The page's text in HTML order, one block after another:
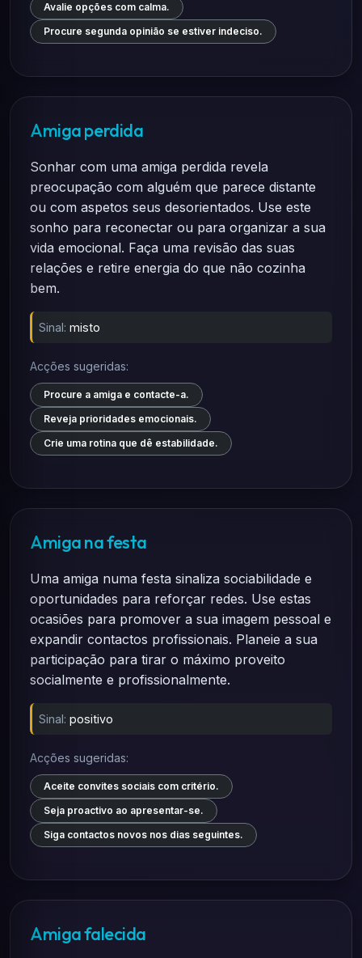
Avalie opções com calma.
Procure segunda opinião se estiver indeciso.
Amiga perdida
Sonhar com uma amiga perdida revela
preocupação com alguém que parece distante
ou com aspetos seus desorientados. Use este
sonho para reconectar ou para organizar a sua
vida emocional. Faça uma revisão das suas
relações e retire energia do que não cozinha
bem.
Sinal: misto
Acções sugeridas:
Procure a amiga e contacte-a.
Reveja prioridades emocionais.
Crie uma rotina que dê estabilidade.
Amiga na festa
Uma amiga numa festa sinaliza sociabilidade e
oportunidades para reforçar redes. Use estas
ocasiões para promover a sua imagem pessoal e
expandir contactos profissionais. Planeie a sua
participação para tirar o máximo proveito
socialmente e profissionalmente.
Sinal: positivo
Acções sugeridas:
Aceite convites sociais com critério.
Seja proactivo ao apresentar-se.
Siga contactos novos nos dias seguintes.
Amiga falecida